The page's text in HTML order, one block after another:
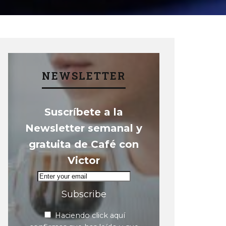
NEWSLETTER
Suscríbete a la
Newsletter semanal y
gratuita de Café con
Victor
Subscribe
Haciendo click aquí